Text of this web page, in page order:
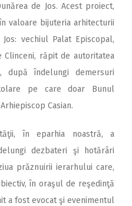
de Jos. Acest proiect,
valoare bijuteria arhitecturii
vechiul Palat Episcopal,
răpit de autoritatea
îndelungi demersuri
pe care doar Bunul
Casian.
în eparhia noastră, a
dezbateri şi hotărâri
prăznuirii ierarhului care,
în oraşul de reşedinţă
a fost evocat şi evenimentul